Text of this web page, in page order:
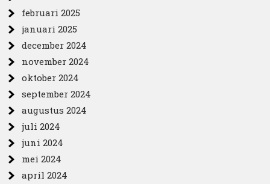
februari 2025
januari 2025
december 2024
november 2024
oktober 2024
september 2024
augustus 2024
juli 2024
juni 2024
mei 2024
april 2024